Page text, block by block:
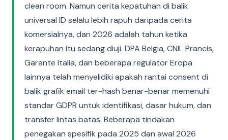
clean room. Namun cerita kepatuhan di balik
universal ID selalu lebih rapuh daripada cerita
komersialnya, dan 2026 adalah tahun ketika
kerapuhan itu sedang diuji. DPA Belgia, CNIL Prancis,
Garante Italia, dan beberapa regulator Eropa
lainnya telah menyelidiki apakah rantai consent di
balik grafik email ter-hash benar-benar memenuhi
standar GDPR untuk identifikasi, dasar hukum, dan
transfer lintas batas. Beberapa tindakan
penegakan spesifik pada 2025 dan awal 2026